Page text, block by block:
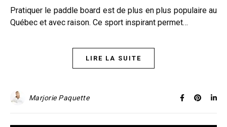
Pratiquer le paddle board est de plus en plus populaire au
Québec et avec raison. Ce sport inspirant permet…
LIRE LA SUITE
Marjorie Paquette